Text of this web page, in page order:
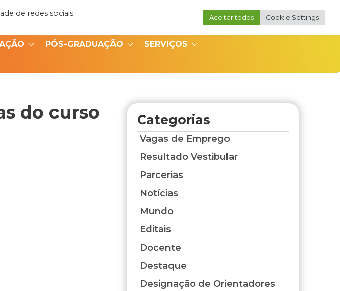
Portal do Coordenador
PÓS-GRADUAÇÃO SERVIÇOS
do curso
Categorias
Vagas de Emprego
Resultado Vestibular
Parcerias
Notícias
Mundo
Editais
Docente
Destaque
Designação de Orientadores
de redes sociais.
Aceitar todos Cookie Settings